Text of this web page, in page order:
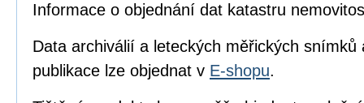
Informace o objednání dat katastru
Data archiválií a leteckých měřických
publikace lze objednat v E-shopu.